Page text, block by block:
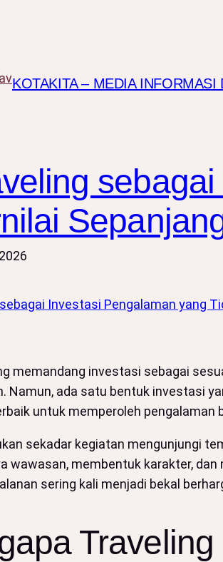
KOTAKITA – MEDIA
memandang investasi sebagai
Namun, ada satu bentuk investasi
untuk memperoleh pengalaman
sekadar kegiatan mengunjungi
wawasan, membentuk karakter,
sering kali menjadi bekal